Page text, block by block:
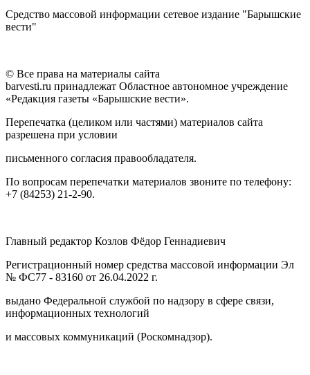
Средство массовой информации сетевое издание "Барышские
вести"
© Все права на материалы сайта
barvesti.ru принадлежат Областное автономное учреждение
«Редакция газеты «Барышские вести».
Перепечатка (целиком или частями) материалов сайта
разрешена при условии
письменного согласия правообладателя.
По вопросам перепечатки материалов звоните по телефону:
+7 (84253) 21-2-90.
Главный редактор Козлов Фёдор Геннадиевич
Регистрационный номер средства массовой информации Эл
№ ФС77 - 83160 от 26.04.2022 г.
выдано Федеральной службой по надзору в сфере связи,
информационных технологий
и массовых коммуникаций (Роскомнадзор).